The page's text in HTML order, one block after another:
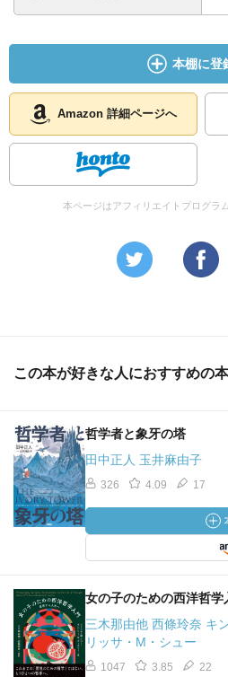
本棚に登
Amazon 詳細ページへ
本ページはアフィリエイトプログラ
この本が好きな人におすすめの本
哲学者と象牙の塔
田中正人 玉井麻由子
326 4.09 17
女の子のための西洋哲
三木那由他 西條玲奈 キ
リッサ・M・シュー
1047 3.85 22